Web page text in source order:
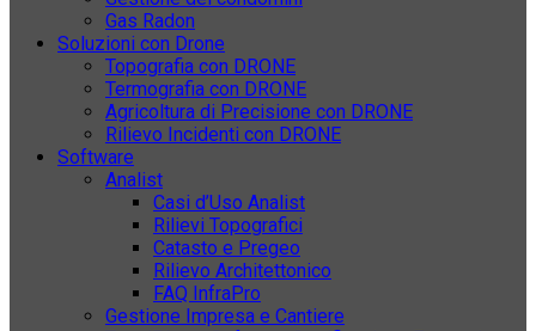
Gas Radon
Soluzioni con Drone
Topografia con DRONE
Termografia con DRONE
Agricoltura di Precisione con DRONE
Rilievo Incidenti con DRONE
Software
Analist
Casi d’Uso Analist
Rilievi Topografici
Catasto e Pregeo
Rilievo Architettonico
FAQ InfraPro
Gestione Impresa e Cantiere